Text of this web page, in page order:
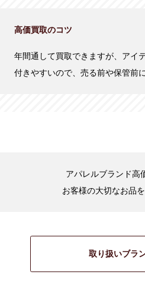
高価買取のコツ
年間通して買取できますが、アイ
付きやすいので、売る前や保管前
アパレルブランド高
お客様の大切なお品
取り扱いブラ